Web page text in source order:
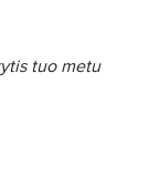
tuo metu